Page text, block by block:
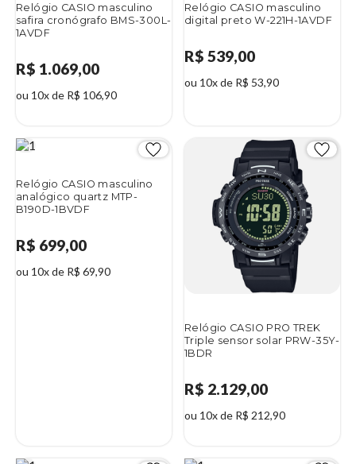
Relógio CASIO masculino
safira cronógrafo BMS-300L-
1AVDF
R$ 1.069,00
ou 10x de R$ 106,90
Relógio CASIO masculino
digital preto W-221H-1AVDF
R$ 539,00
ou 10x de R$ 53,90
Relógio CASIO masculino
analógico quartz MTP-
B190D-1BVDF
R$ 699,00
ou 10x de R$ 69,90
Relógio CASIO PRO TREK
Triple sensor solar PRW-35Y-
1BDR
R$ 2.129,00
ou 10x de R$ 212,90